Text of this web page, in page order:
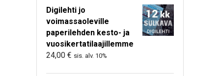
Digilehti jo
voimassaoleville
paperilehden kesto- ja
vuosikertatilaajillemme
24,00 € sis. alv. 10%